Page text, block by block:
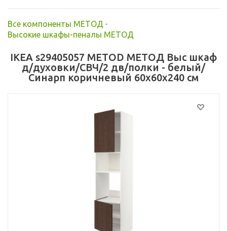
Все компоненты МЕТОД -
Высокие шкафы-пеналы МЕТОД
IKEA s29405057 METOD МЕТОД Выс шкаф
д/духовки/СВЧ/2 дв/полки - белый/
Синарп коричневый 60x60x240 см